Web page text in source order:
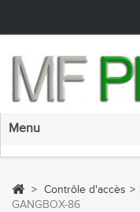
Menu
> Contrôle d'accès >
GANGBOX-86